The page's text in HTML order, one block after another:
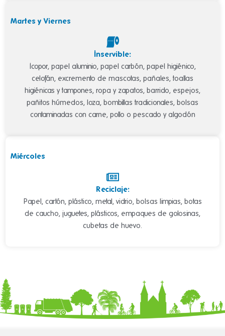
Martes y Viernes
Inservible:
Icopor, papel aluminio, papel carbón, papel higiénico,
celofán, excremento de mascotas, pañales, toallas
higiénicas y tampones, ropa y zapatos, barrido, espejos,
pañitos húmedos, loza, bombillas tradicionales, bolsas
contaminadas con carne, pollo o pescado y algodón
Miércoles
Reciclaje:
Papel, cartón, plástico, metal, vidrio, bolsas limpias, botas
de caucho, juguetes, plásticos, empaques de golosinas,
cubetas de huevo.